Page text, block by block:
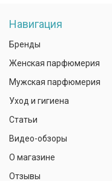
Навигация
Бренды
Женская парфюмерия
Мужская парфюмерия
Уход и гигиена
Статьи
Видео-обзоры
О магазине
Отзывы